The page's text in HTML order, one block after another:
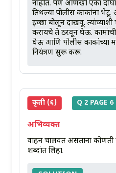
नाहीत. पण आणखी एका
तिथल्या पोलीस काकांना
इच्छा बोलून दाखवू.
करायचे ते ठरवून घेऊ.
घेऊ आणि पोलीस काकांच्या
नियंत्रण सुरू करू.
कृती (६) Q 2 PAGE 6
अभिव्यक्त
वाहन चालवत असताना कोणती
शब्दांत लिहा.